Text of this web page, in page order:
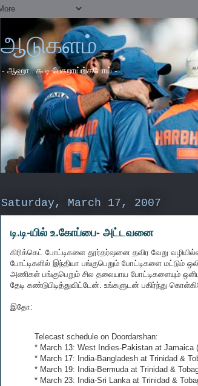
ஆடுகளம்
- ஆஹா.. கூடி பேசுறாய்ங்கடோய் -
Saturday, March 17, 2007
டி.டி-யில் உ.கோப்பை- அட்டவனை
கிரிக்கெட் போட்டிகளை தூர்தர்ஷனை தவிர வேறு
போட்டிகளில் இந்தியா பங்குபெறும் போட்டிகளை மட்டும்
அணிகள் பங்குபெறும் சில தலையாய போட்டிகளையும்
தேடி கண்டுபிடித்துவிட்டேன். உங்களுடன் பகிர்ந்து
இதோ:
Telecast schedule on Doordarshan:
* March 13: West Indies-Pakistan at Jamaica
* March 17: India-Bangladesh at Trinidad &
* March 19: India-Bermuda at Trinidad &
* March 23: India-Sri Lanka at Trinidad &